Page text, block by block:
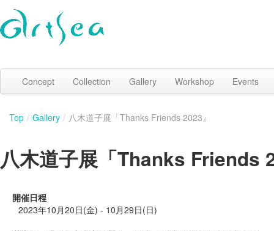
Concept Collection Gallery Workshop Events
Top / Gallery / 八木道子展「Thanks Friends 2023』
八木道子展「Thanks Friends
開催日程
2023年10月20日(金) - 10月29日(日)